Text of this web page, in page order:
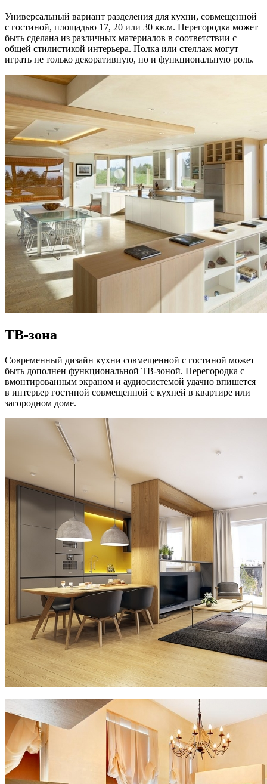
Универсальный вариант разделения для кухни, совмещенной
с гостиной, площадью 17, 20 или 30 кв.м. Перегородка может
быть сделана из различных материалов в соответствии с
общей стилистикой интерьера. Полка или стеллаж могут
играть не только декоративную, но и функциональную роль.
ТВ-зона
Современный дизайн кухни совмещенной с гостиной может
быть дополнен функциональной ТВ-зоной. Перегородка с
вмонтированным экраном и аудиосистемой удачно впишется
в интерьер гостиной совмещенной с кухней в квартире или
загородном доме.